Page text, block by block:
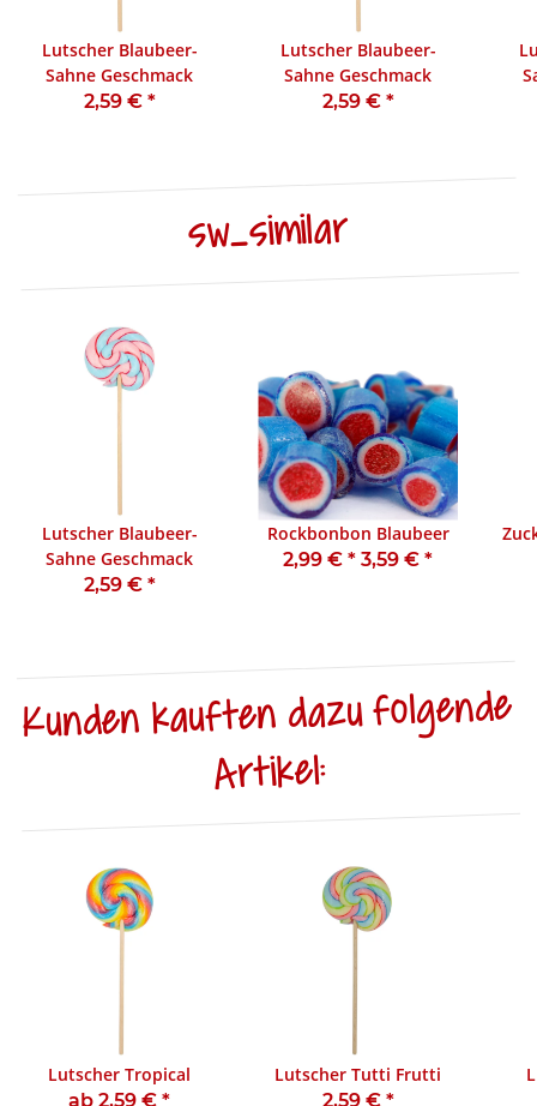
Lutscher Blaubeer-
Sahne Geschmack
2,59 € *
Lutscher Blaubeer-
Sahne Geschmack
2,59 € *
sw_similar
Lutscher Blaubeer-
Sahne Geschmack
2,59 € *
Rockbonbon Blaubeer
2,99 € * 3,59 € *
Kunden kauften dazu folgende
Artikel:
Lutscher Tropical
ab 2,59 € *
Lutscher Tutti Frutti
2,59 € *